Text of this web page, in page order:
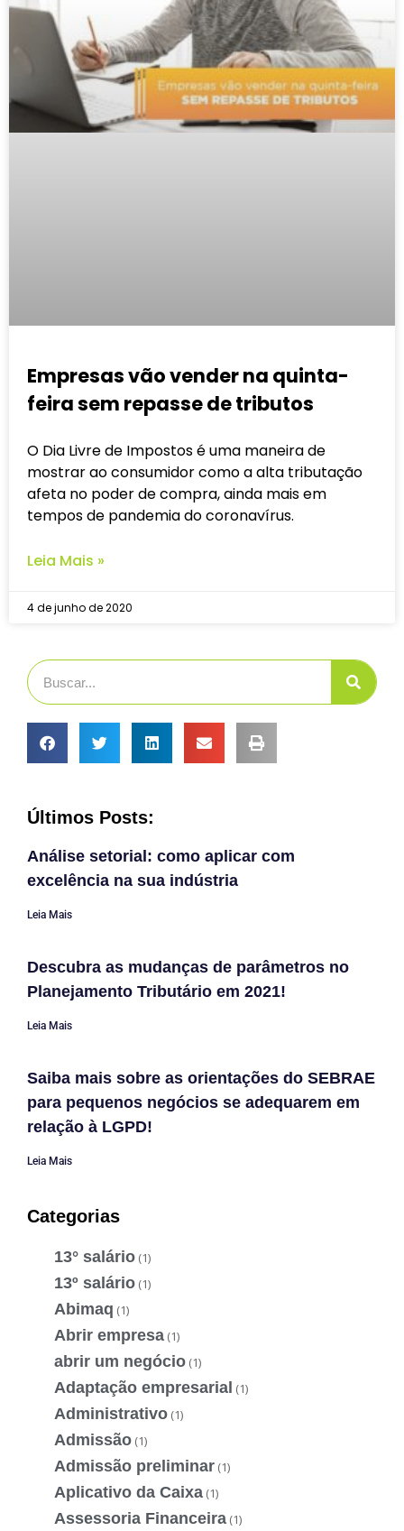
Empresas vão vender na quinta-
feira sem repasse de tributos
O Dia Livre de Impostos é uma maneira de
mostrar ao consumidor como a alta tributação
afeta no poder de compra, ainda mais em
tempos de pandemia do coronavírus.
Leia Mais »
4 de junho de 2020
Últimos Posts:
Análise setorial: como aplicar com
excelência na sua indústria
Leia Mais
Descubra as mudanças de parâmetros no
Planejamento Tributário em 2021!
Leia Mais
Saiba mais sobre as orientações do SEBRAE
para pequenos negócios se adequarem em
relação à LGPD!
Leia Mais
Categorias
13° salário (1)
13º salário (1)
Abimaq (1)
Abrir empresa (1)
abrir um negócio (1)
Adaptação empresarial (1)
Administrativo (1)
Admissão (1)
Admissão preliminar (1)
Aplicativo da Caixa (1)
Assessoria Financeira (1)